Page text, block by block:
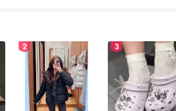
2 3